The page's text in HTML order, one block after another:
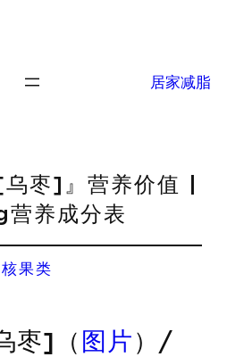
居家减脂
枣]』营养价值 |
养成分表
核果类
枣]（ 图片 ）/